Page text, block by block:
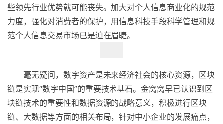
些领先行业优势就可能丧失。加大对个人信息商业化的规范
力度，强化对消费者的保护，用信息科技手段科学管理和规
范个人信息交易市场已是迫在眉睫。
毫无疑问，数字资产是未来经济社会的核心资源，区块
链是实现“数字中国”的重要技术基石。金窝窝早已认识到区
块链技术的重要性和数据资源的战略意义，积极进行区块
链、大数据等方面的相关布局，针对中小企业的发展痛点，